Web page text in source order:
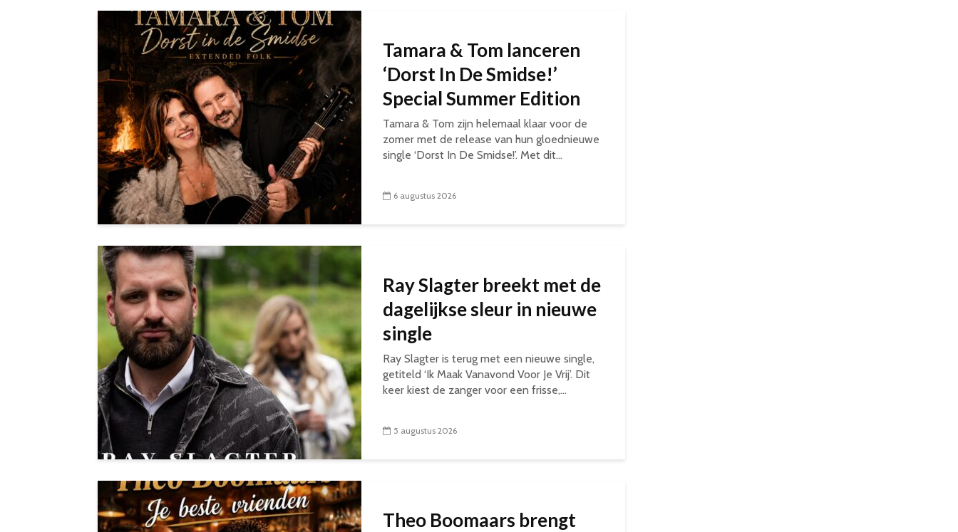
Tamara & Tom lanceren
‘Dorst In De Smidse!’
Special Summer Edition
Tamara & Tom zijn helemaal klaar voor de
zomer met de release van hun gloednieuwe
single ‘Dorst In De Smidse!’. Met dit...
6 augustus 2026
Ray Slagter breekt met de
dagelijkse sleur in nieuwe
single
Ray Slagter is terug met een nieuwe single,
getiteld ‘Ik Maak Vanavond Voor Je Vrij’. Dit
keer kiest de zanger voor een frisse,...
5 augustus 2026
Theo Boomaars brengt